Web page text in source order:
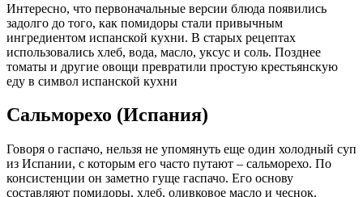
Интересно, что первоначальные версии блюда появились
задолго до того, как помидоры стали привычным
ингредиентом испанской кухни. В старых рецептах
использовались хлеб, вода, масло, уксус и соль. Позднее
томаты и другие овощи превратили простую крестьянскую
еду в символ испанской кухни
Сальморехо (Испания)
Говоря о гаспачо, нельзя не упомянуть еще один холодный суп
из Испании, с которым его часто путают – сальморехо. По
консистенции он заметно гуще гаспачо. Его основу
составляют помидоры, хлеб, оливковое масло и чеснок.